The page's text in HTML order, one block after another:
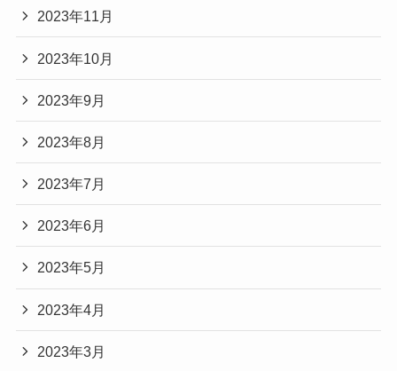
2023年11月
2023年10月
2023年9月
2023年8月
2023年7月
2023年6月
2023年5月
2023年4月
2023年3月